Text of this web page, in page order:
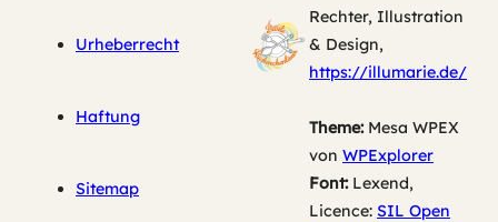
Urheberrecht
Haftung
Sitemap
Rechter, Illustration
& Design,
https://illumarie.de/
Theme:Mesa WPEX
von WPExplorer
Font:Lexend,
Licence: SIL Open